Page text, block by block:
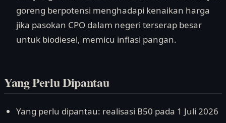
goreng berpotensi menghadapi kenaikan harga
jika pasokan CPO dalam negeri terserap besar
untuk biodiesel, memicu inflasi pangan.
Yang Perlu Dipantau
Yang perlu dipantau: realisasi B50 pada 1 Juli 2026